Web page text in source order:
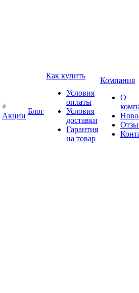
Акции
Блог
Как купить
Условия
оплаты
Условия
доставки
Гарантия
на товар
Компания
О